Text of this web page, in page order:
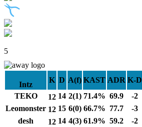
5
Intz
K D A(f) KAST ADR K-D
TEKO
12 14 2(1) 71.4% 69.9 -2
Leomonster 12 15 6(0) 66.7% 77.7 -3
desh
12 14 4(3) 61.9% 59.2 -2